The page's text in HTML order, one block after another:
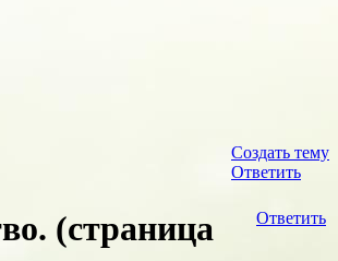
Создать тему
Ответить
Ответить
(страница